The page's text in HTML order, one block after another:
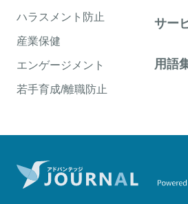
ハラスメント防止
産業保健
エンゲージメント
若手育成/離職防止
サー
用語